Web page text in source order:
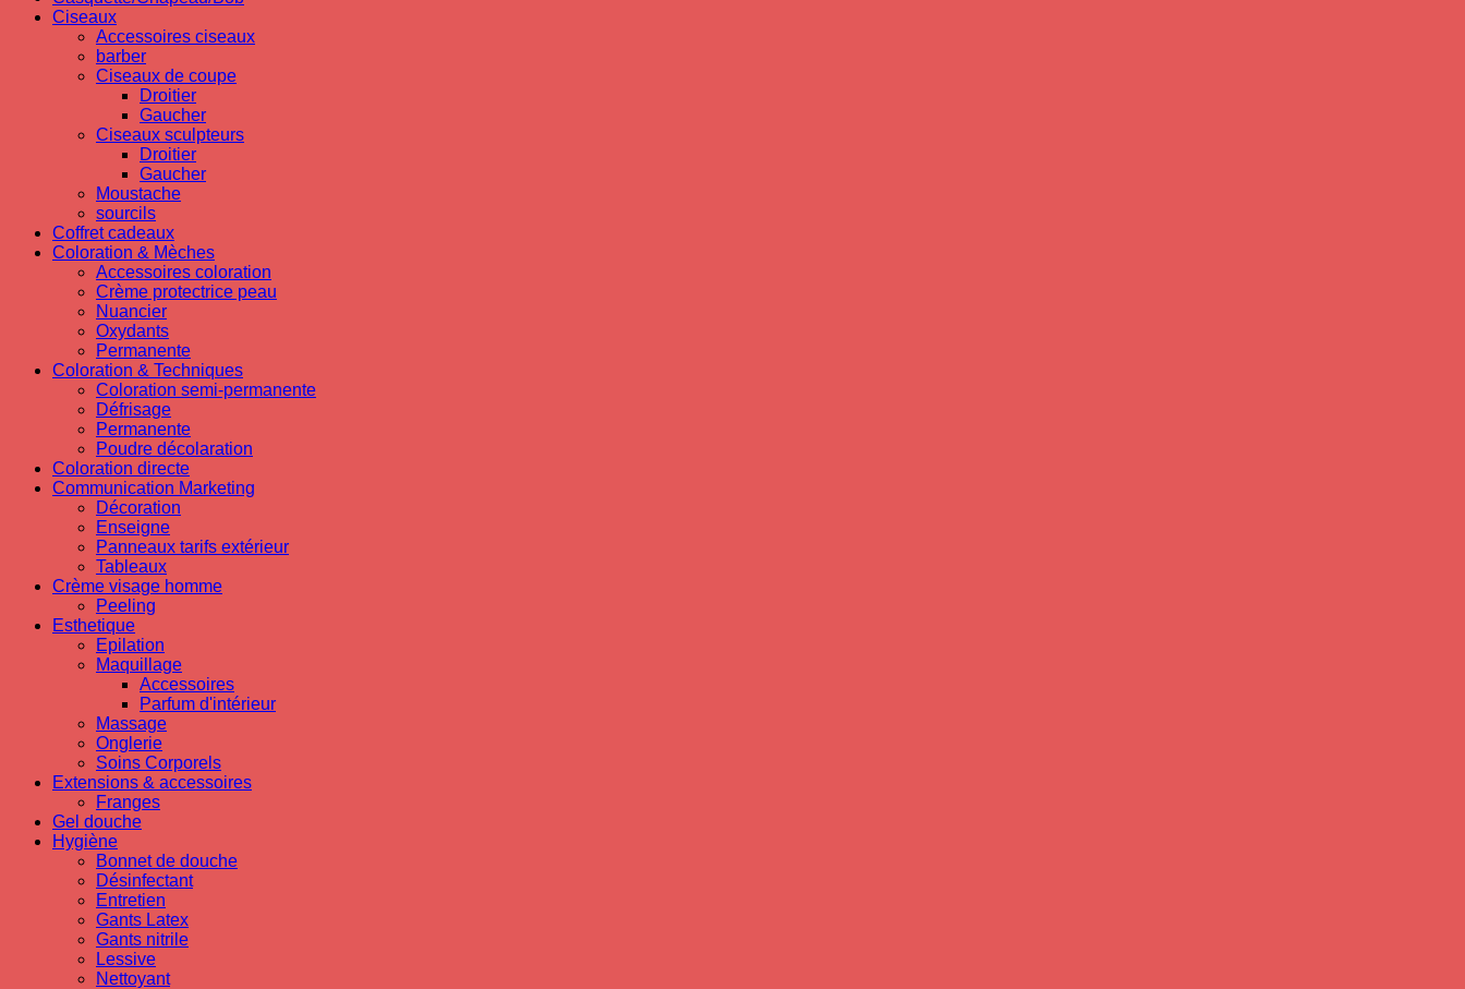
Ciseaux
Accessoires ciseaux
barber
Ciseaux de coupe
Droitier
Gaucher
Ciseaux sculpteurs
Droitier
Gaucher
Moustache
sourcils
Coffret cadeaux
Coloration & Mèches
Accessoires coloration
Crème protectrice peau
Nuancier
Oxydants
Permanente
Coloration & Techniques
Coloration semi-permanente
Défrisage
Permanente
Poudre décolaration
Coloration directe
Communication Marketing
Décoration
Enseigne
Panneaux tarifs extérieur
Tableaux
Crème visage homme
Peeling
Esthetique
Epilation
Maquillage
Accessoires
Parfum d'intérieur
Massage
Onglerie
Soins Corporels
Extensions & accessoires
Franges
Gel douche
Hygiène
Bonnet de douche
Désinfectant
Entretien
Gants Latex
Gants nitrile
Lessive
Nettoyant